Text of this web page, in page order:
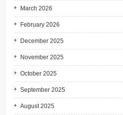
March 2026
February 2026
December 2025
November 2025
October 2025
September 2025
August 2025